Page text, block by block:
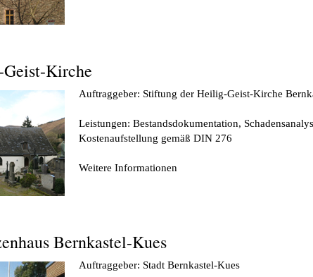
Kirche
Auftraggeber: Stiftung der Heilig-Geist-Kirche
Leistungen: Bestandsdokumentation,
Kostenaufstellung gemäß DIN 276
Weitere Informationen
Bernkastel-Kues
Auftraggeber: Stadt Bernkastel-Kues